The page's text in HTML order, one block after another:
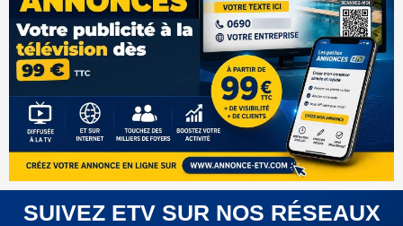
SUIVEZ ETV SUR NOS RÉSEAUX